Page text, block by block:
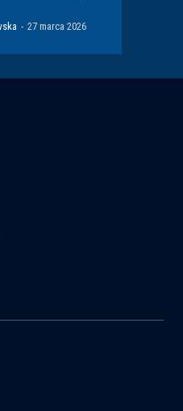
- 27 marca 2026